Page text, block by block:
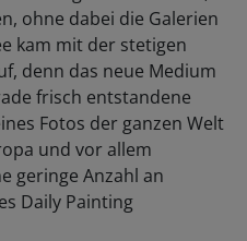
ohne dabei die Galerien
kam mit der stetigen
denn das neue Medium
frisch entstandene
Fotos der ganzen Welt
und vor allem
geringe Anzahl an
Daily Painting